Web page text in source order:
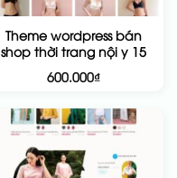
Theme wordpress bán
shop thời trang nội y 15
600.000₫